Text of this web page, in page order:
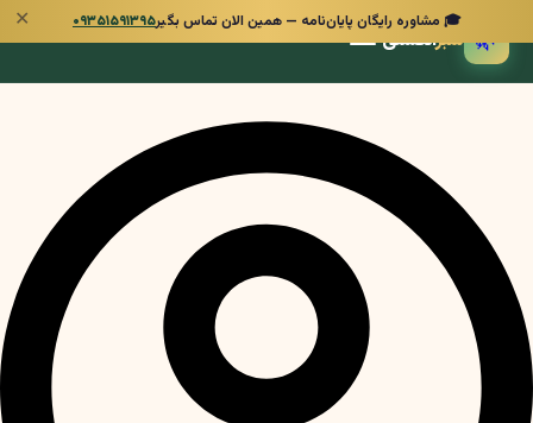
🎓 مشاوره رایگان پایان‌نامه — همین الان تماس بگیر۰۹۳۵۱۵۹۱۳۹۵ ✕
🌿 سبزانگشتی